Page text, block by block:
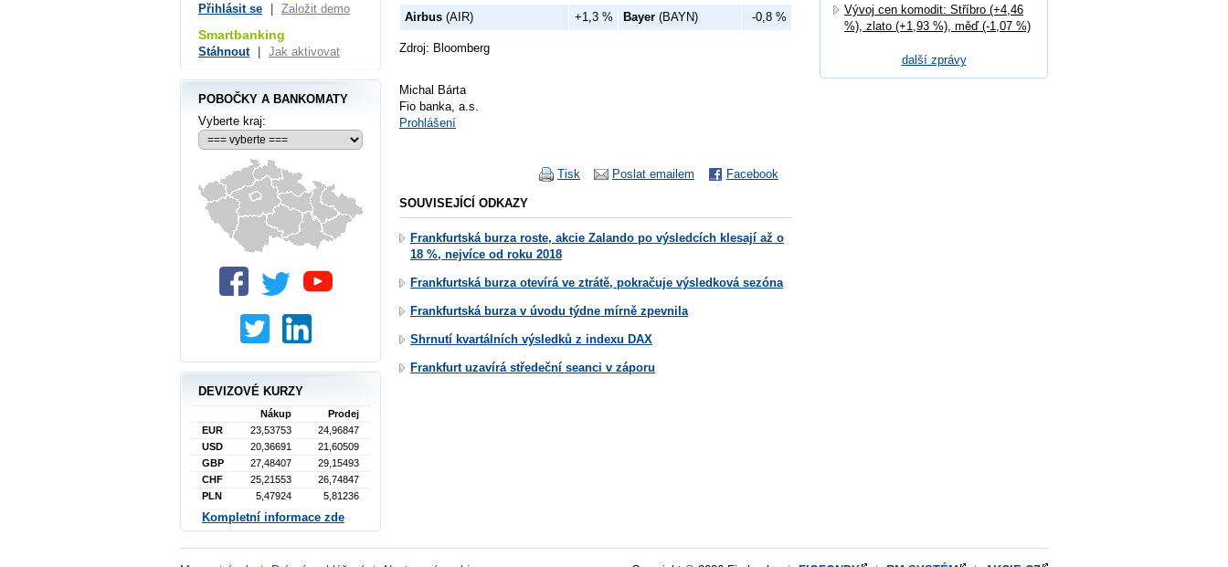
Airbus (AIR) +1,3 % Bayer (BAYN) -0,8 %
Zdroj: Bloomberg
Michal Bárta
Fio banka, a.s.
Prohlášení
Facebook
Poslat emailem
Tisk
SOUVISEJÍCÍ ODKAZY
Frankfurtská burza roste, akcie Zalando po výsledcích klesají až o
18 %, nejvíce od roku 2018
Frankfurtská burza otevírá ve ztrátě, pokračuje výsledková sezóna
Frankfurtská burza v úvodu týdne mírně zpevnila
Shrnutí kvartálních výsledků z indexu DAX
Frankfurt uzavírá středeční seanci v záporu
Vývoj cen komodit: Stříbro (+4,46
%), zlato (+1,93 %), měď (-1,07 %)
další zprávy
Přihlásit se Založit demo
Smartbanking
Stáhnout Jak aktivovat
POBOČKY A BANKOMATY
Vyberte kraj:
DEVIZOVÉ KURZY
Nákup
Prodej
EUR
23,53753
24,96847
USD
20,36691
21,60509
GBP
27,48407
29,15493
CHF
25,21553
26,74847
PLN
5,47924 5,81236
Kompletní informace zde